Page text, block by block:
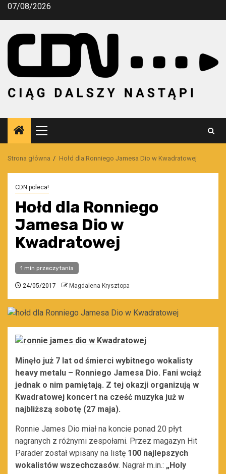
Przejdź
07/08/2026
Menu
główne
Strona główna Hołd dla Ronniego Jamesa Dio w Kwadratowej
CDN poleca!
Hołd dla Ronniego
Jamesa Dio w
Kwadratowej
1 min przeczytania
24/05/2017 Magdalena Krysztopa
Minęło już 7 lat od śmierci wybitnego wokalisty
heavy metalu – Ronniego Jamesa Dio. Fani wciąż
jednak o nim pamiętają. Z tej okazji organizują w
Kwadratowej koncert na cześć muzyka już w
najbliższą sobotę (27 maja).
Ronnie James Dio miał na koncie ponad 20 płyt
nagranych z różnymi zespołami. Przez magazyn Hit
Parader został wpisany na listę 100 najlepszych
wokalistów wszechczasów. Nagrał m.in.: „Holy